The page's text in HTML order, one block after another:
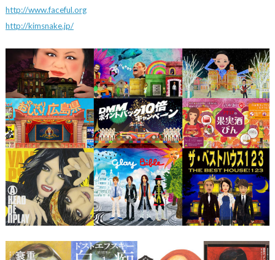
http://www.faceful.org
http://kimsnake.jp/